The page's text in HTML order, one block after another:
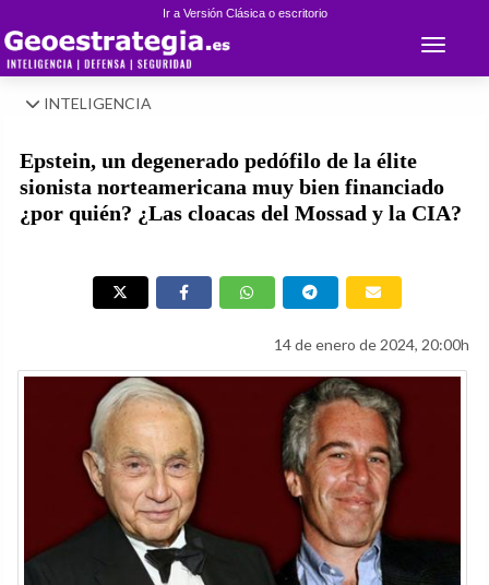
Ir a Versión Clásica o escritorio
Toggle
INTELIGENCIA
Epstein, un degenerado pedófilo de la élite
sionista norteamericana muy bien financiado
¿por quién? ¿Las cloacas del Mossad y la CIA?
14 de enero de 2024, 20:00h